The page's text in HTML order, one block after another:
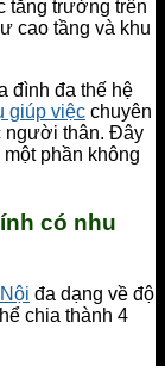
tăng trưởng trên
cao tầng và khu
đình đa thế hệ
giúp việc chuyên
người thân. Đây
phần không
có nhu
đa dạng về độ
chia thành 4